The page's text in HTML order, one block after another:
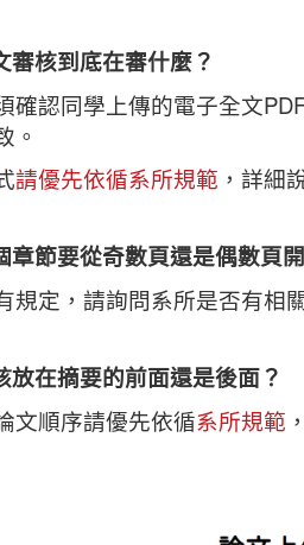
審核到底在審什麼？
確認同學上傳的電子全文
。
請優先依循系所規範 ，詳細
章節要從奇數頁還是偶數頁
規定，請詢問系所是否有相
放在摘要的前面還是後面？
文順序請優先依循系所規範